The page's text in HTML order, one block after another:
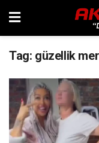
Tag: güzellik